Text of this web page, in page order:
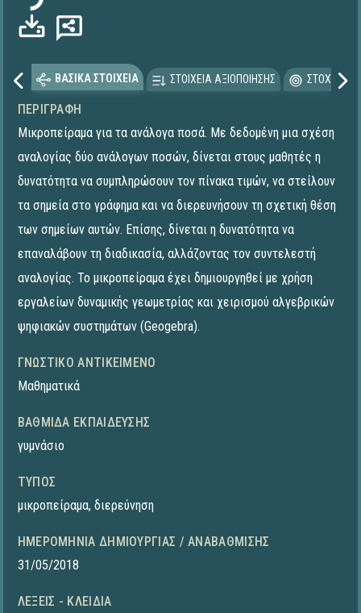
ΒΑΣΙΚΑ ΣΤΟΙΧΕΙΑ ΣΤΟΙΧΕΙΑ ΑΞΙΟΠΟΙΗΣΗΣ
ΠΕΡΙΓΡΑΦΉ
Μικροπείραμα για τα ανάλογα ποσά. Με δεδομένη μια σχέση
αναλογίας δύο ανάλογων ποσών, δίνεται στους μαθητές η
δυνατότητα να συμπληρώσουν τον πίνακα τιμών, να στείλουν
τα σημεία στο γράφημα και να διερευνήσουν τη σχετική θέση
των σημείων αυτών. Επίσης, δίνεται η δυνατότητα να
επαναλάβουν τη διαδικασία, αλλάζοντας τον συντελεστή
αναλογίας. To μικροπείραμα έχει δημιουργηθεί με χρήση
εργαλείων δυναμικής γεωμετρίας και χειρισμού αλγεβρικών
ψηφιακών συστημάτων (Geogebra).
ΓΝΩΣΤΙΚΌ ΑΝΤΙΚΕΊΜΕΝΟ
Μαθηματικά
ΒΑΘΜΊΔΑ ΕΚΠΑΊΔΕΥΣΗΣ
γυμνάσιο
ΤΎΠΟΣ
μικροπείραμα, διερεύνηση
ΗΜΕΡΟΜΗΝΊΑ ΔΗΜΙΟΥΡΓΊΑΣ / ΑΝΑΒΆΘΜΙΣΗΣ
31/05/2018
ΛΈΞΕΙΣ - ΚΛΕΙΔΙΆ